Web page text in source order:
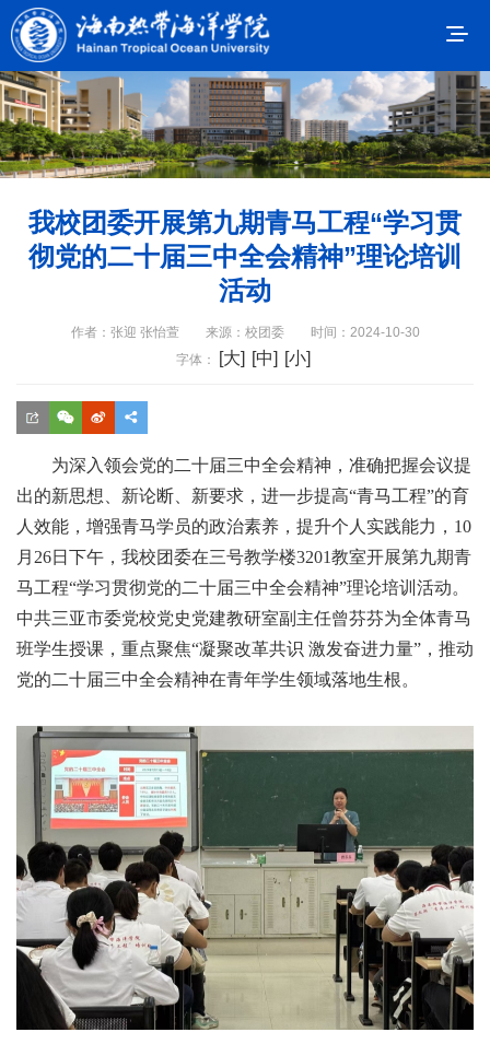
我校团委开展第九期青马工程“学习贯
彻党的二十届三中全会精神”理论培训
活动
作者：张迎 张怡萱 来源：校团委
时间：2024-10-30
字体：
[大] [中] [小]
为深入领会党的二十届三中全会精神，准确把握会议提
出的新思想、新论断、新要求，进一步提高“青马工程”的育
人效能，增强青马学员的政治素养，提升个人实践能力，10
月26日下午，我校团委在三号教学楼3201教室开展第九期青
马工程“学习贯彻党的二十届三中全会精神”理论培训活动。
中共三亚市委党校党史党建教研室副主任曾芬芬为全体青马
班学生授课 ， 重点聚焦“凝聚改革共识 激发奋进力量”，推动
党的二十届三中全会精神在青年学生领域落地生根。